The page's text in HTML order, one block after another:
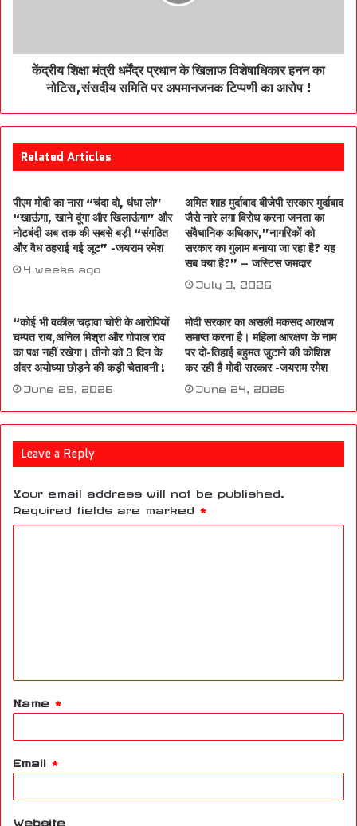
केंद्रीय शिक्षा मंत्री धर्मेंद्र प्रधान के खिलाफ विशेषाधिकार हनन का
नोटिस,संसदीय समिति पर अपमानजनक टिप्पणी का आरोप !
Related Articles
पीएम मोदी का नारा “चंदा दो, धंधा लो”
“खाऊंगा, खाने दूंगा और खिलाऊंगा” और
नोटबंदी अब तक की सबसे बड़ी “संगठित
और वैध ठहराई गई लूट” -जयराम रमेश
4 weeks ago
अमित शाह मुर्दाबाद बीजेपी सरकार मुर्दाबाद
जैसे नारे लगा विरोध करना जनता का
संवैधानिक अधिकार,”नागरिकों को
सरकार का गुलाम बनाया जा रहा है? यह
सब क्या है?” – जस्टिस जमदार
July 3, 2026
“कोई भी वकील चढ़ावा चोरी के आरोपियों
चम्पत राय,अनिल मिश्रा और गोपाल राव
का पक्ष नहीं रखेगा। तीनो को 3 दिन के
अंदर अयोध्या छोड़ने की कड़ी चेतावनी !
June 29, 2026
मोदी सरकार का असली मकसद आरक्षण
समाप्त करना है। महिला आरक्षण के नाम
पर दो-तिहाई बहुमत जुटाने की कोशिश
कर रही है मोदी सरकार -जयराम रमेश
June 24, 2026
Leave a Reply
Your email address will not be published.
Required fields are marked *
t
*
Name *
Email *
Website